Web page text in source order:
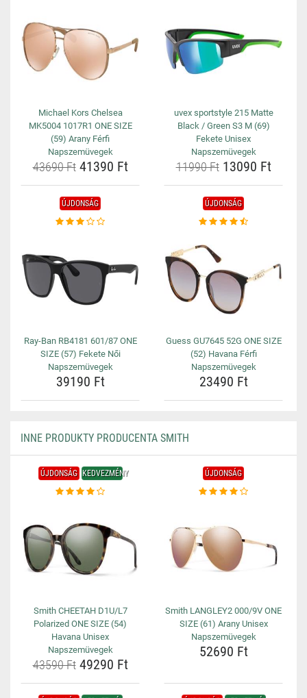
Michael Kors Chelsea
MK5004 1017R1 ONE SIZE
(59) Arany Férfi
Napszemüvegek
43690 Ft41390 Ft
uvex sportstyle 215 Matte
Black / Green S3 M (69)
Fekete Unisex
Napszemüvegek
11990 Ft13090 Ft
ÚJDONSÁG
Ray-Ban RB4181 601/87 ONE
SIZE (57) Fekete Női
Napszemüvegek
39190 Ft
ÚJDONSÁG
Guess GU7645 52G ONE SIZE
(52) Havana Férfi
Napszemüvegek
23490 Ft
INNE PRODUKTY PRODUCENTA SMITH
ÚJDONSÁG KEDVEZMÉNY
Smith CHEETAH D1U/L7
Polarized ONE SIZE (54)
Havana Unisex
Napszemüvegek
43590 Ft49290 Ft
ÚJDONSÁG
Smith LANGLEY2 000/9V ONE
SIZE (61) Arany Unisex
Napszemüvegek
52690 Ft